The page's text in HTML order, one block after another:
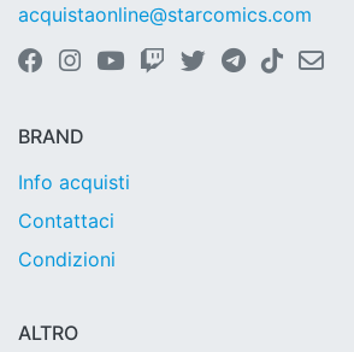
acquistaonline@starcomics.com
BRAND
Info acquisti
Contattaci
Condizioni
ALTRO